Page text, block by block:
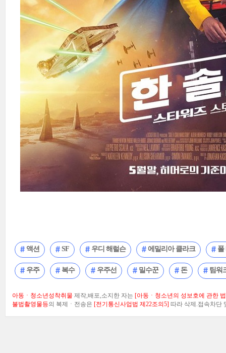
액션 SF 우디 해럴슨 에밀리아 클라크 폴
우주 복수 우주선 밀수꾼 돈 팀워
아동ㆍ청소년성착취물 제작,배포,소지한 자는 [아동ㆍ청소년의 성보호에 관한
불법촬영물등의 복제ㆍ전송은 [전기통신사업법 제22조의5] 따라 삭제.접속차단